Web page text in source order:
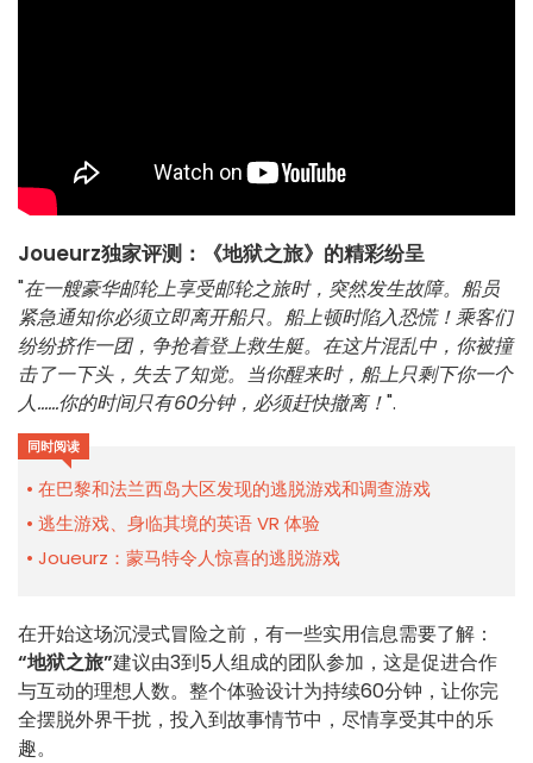
Joueurz独家评测：《地狱之旅》的精彩纷呈
"在一艘豪华邮轮上享受邮轮之旅时，突然发生故障。船员
紧急通知你必须立即离开船只。船上顿时陷入恐慌！乘客们
纷纷挤作一团，争抢着登上救生艇。在这片混乱中，你被撞
击了一下头，失去了知觉。当你醒来时，船上只剩下你一个
人……你的时间只有60分钟，必须赶快撤离！".
同时阅读
在巴黎和法兰西岛大区发现的逃脱游戏和调查游戏
逃生游戏、身临其境的英语 VR 体验
Joueurz：蒙马特令人惊喜的逃脱游戏
在开始这场沉浸式冒险之前，有一些实用信息需要了解：
“地狱之旅”建议由3到5人组成的团队参加，这是促进合作
与互动的理想人数。整个体验设计为持续60分钟，让你完
全摆脱外界干扰，投入到故事情节中，尽情享受其中的乐
趣。